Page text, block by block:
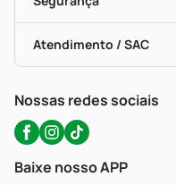
Troca E Devolução
Bulas De A A Z
Políticas De Marketplace
Testes Rápidos
Autoteste Covid-19
Certificado De
Portal Da Privacidade
Atendimento / SAC
WhatsApp (47) 9202-
Nossas redes sociais
Baixe nosso APP